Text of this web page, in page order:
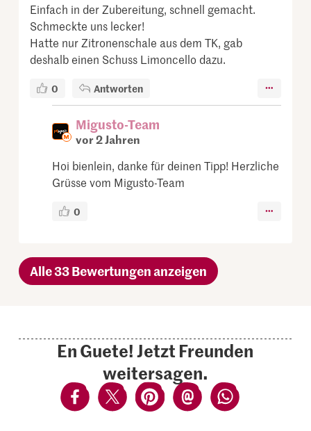
Einfach in der Zubereitung, schnell gemacht.
Schmeckte uns lecker!
Hatte nur Zitronenschale aus dem TK, gab
deshalb einen Schuss Limoncello dazu.
0 Antworten
Migusto-Team
vor 2 Jahren
Hoi bienlein, danke für deinen Tipp! Herzliche
Grüsse vom Migusto-Team
0
Alle 33 Bewertungen anzeigen
En Guete! Jetzt Freunden
weitersagen.